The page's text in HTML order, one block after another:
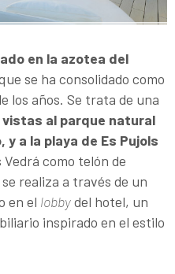
en la azotea del
se ha consolidado como
los años. Se trata de una
al parque natural
y a la playa de Es Pujols
como telón de
realiza a través de un
en el lobbydel hotel, un
inspirado en el estilo